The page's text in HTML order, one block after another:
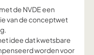
de NVDE een
van de conceptwet
idee dat kwetsbare
worden voor